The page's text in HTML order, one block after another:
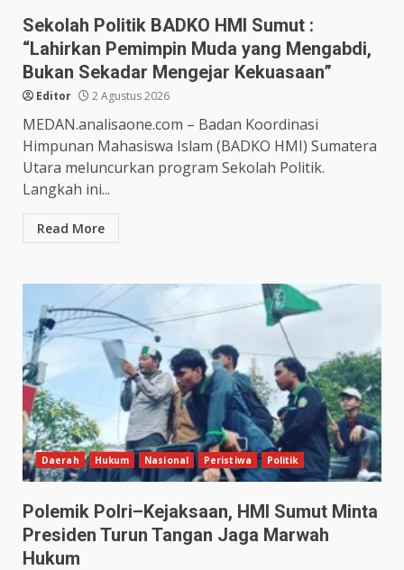
Sekolah Politik BADKO HMI Sumut :
“Lahirkan Pemimpin Muda yang Mengabdi,
Bukan Sekadar Mengejar Kekuasaan”
Editor 2 Agustus 2026
MEDAN.analisaone.com – Badan Koordinasi
Himpunan Mahasiswa Islam (BADKO HMI) Sumatera
Utara meluncurkan program Sekolah Politik.
Langkah ini...
Read More
Daerah Hukum Nasional Peristiwa Politik
Polemik Polri–Kejaksaan, HMI Sumut Minta
Presiden Turun Tangan Jaga Marwah
Hukum